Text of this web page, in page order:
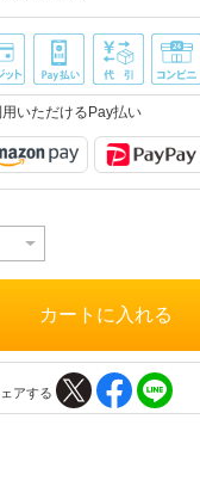
用いただけるPay払い
アする